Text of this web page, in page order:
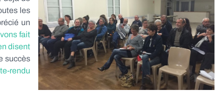
les
un
fait
disent
succès
rendu